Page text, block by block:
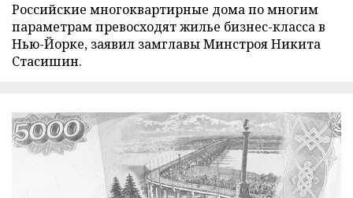
Российские многоквартирные дома по многим
параметрам превосходят жилье бизнес-класса в
Нью-Йорке, заявил замглавы Минстроя Никита
Стасишин.